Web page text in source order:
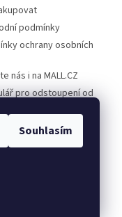
Souhlasím
podmínky
ochrany osobních
nás i na MALL.CZ
pro odstoupení od
pro uplatnění